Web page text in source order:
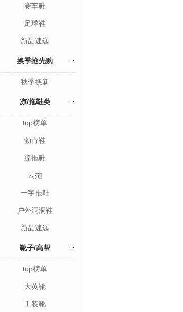
赛车鞋
足球鞋
新品速递
换季抢先购
秋季换新
凉/拖鞋类
top榜单
勃肯鞋
凉拖鞋
云拖
一字拖鞋
户外洞洞鞋
新品速递
靴子/高帮
top榜单
大黄靴
工装靴